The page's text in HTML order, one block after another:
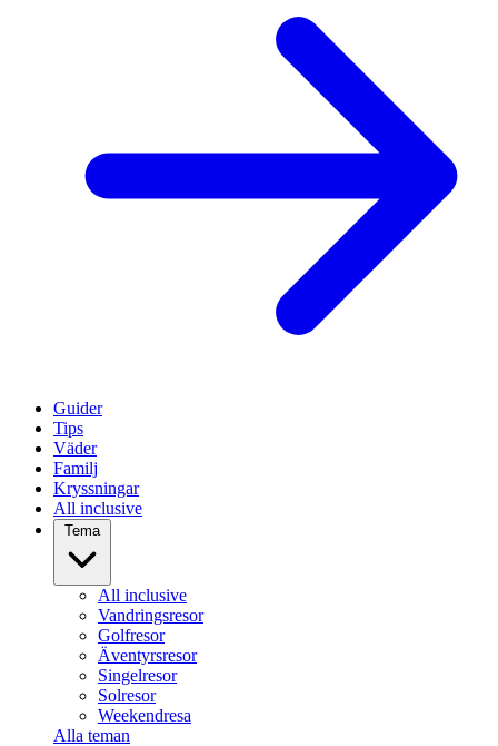
Guider
Tips
Väder
Familj
Kryssningar
All inclusive
Tema
All inclusive
Vandringsresor
Golfresor
Äventyrsresor
Singelresor
Solresor
Weekendresa
Alla teman